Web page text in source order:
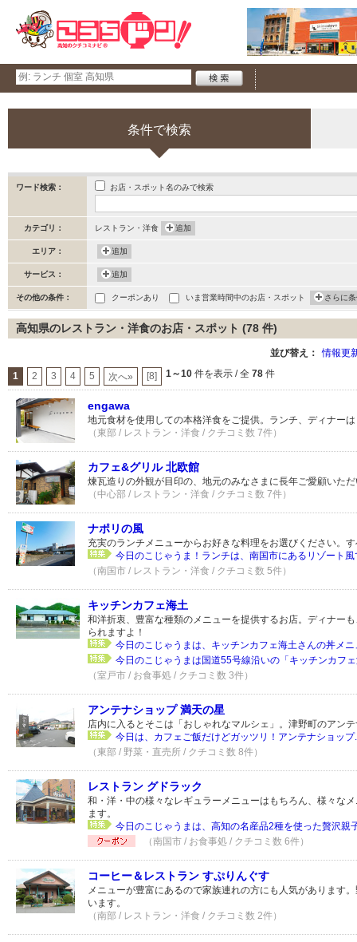
条件で検索
ワード検索： お店・スポット名のみで検索
カテゴリ： レストラン・洋食 追加
エリア： 追加
サービス： 追加
その他の条件： クーポンあり いま営業時間中のお店・スポット さらに
高知県のレストラン・洋食のお店・スポット (78 件)
並び替え： 情報更
1 2 3 4 5 次へ» [8] 1～10 件を表示 / 全 78 件
engawa
地元食材を使用しての本格洋食をご提供。ランチ、ディナー
（東部 / レストラン・洋食 / クチコミ数 7件）
カフェ&グリル 北欧館
煉瓦造りの外観が目印の、地元のみなさまに長年ご愛顧いた
（中心部 / レストラン・洋食 / クチコミ数 7件）
ナポリの風
充実のランチメニューからお好きな料理をお選びください。
今日のこじゃうま！ランチは、南国市にあるリゾート
（南国市 / レストラン・洋食 / クチコミ数 5件）
キッチンカフェ海土
和洋折衷、豊富な種類のメニューを提供するお店。ディナー
られますよ！
今日のこじゃうまは、キッチンカフェ海土さんの丼メ
今日のこじゃうまは国道55号線沿いの「キッチンカフ
（室戸市 / お食事処 / クチコミ数 3件）
アンテナショップ 満天の星
店内に入るとそこは「おしゃれなマルシェ」。津野町のアン
今日は、カフェご飯だけどガッツリ！アンテナショップ
（東部 / 野菜・直売所 / クチコミ数 8件）
レストラン グドラック
和・洋・中の様々なレギュラーメニューはもちろん、様々な
ます。
今日のこじゃうまは、高知の名産品2種を使った贅沢親
（南国市 / お食事処 / クチコミ数 6件）
コーヒー＆レストラン すぷりんぐす
メニューが豊富にあるので家族連れの方にも人気があります
います。
（南部 / レストラン・洋食 / クチコミ数 2件）